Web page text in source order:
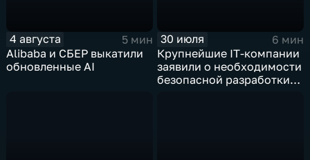
4 августа
5 мин
Alibaba и СБЕР выкатили
обновленные AI
30 июля
6 мин
Крупнейшие IT‑компании
заявили о необходимости
безопасной разработки